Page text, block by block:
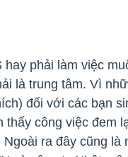
hay phải làm việc
là trung tâm. Vì
đối với các bạn
thấy công việc đem
ra đây cũng